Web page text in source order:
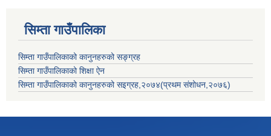
सिम्ता गाउँपालिका
सिम्ता गाउँपालिकाको कानुनहरुको सङ्ग्रह
सिम्ता गाउँपालिकाको शिक्षा ऐन
सिम्ता गाउँपालिकाको कानुनहरुको सइग्रह,२०७४(प्रथम संशोधन,२०७६)